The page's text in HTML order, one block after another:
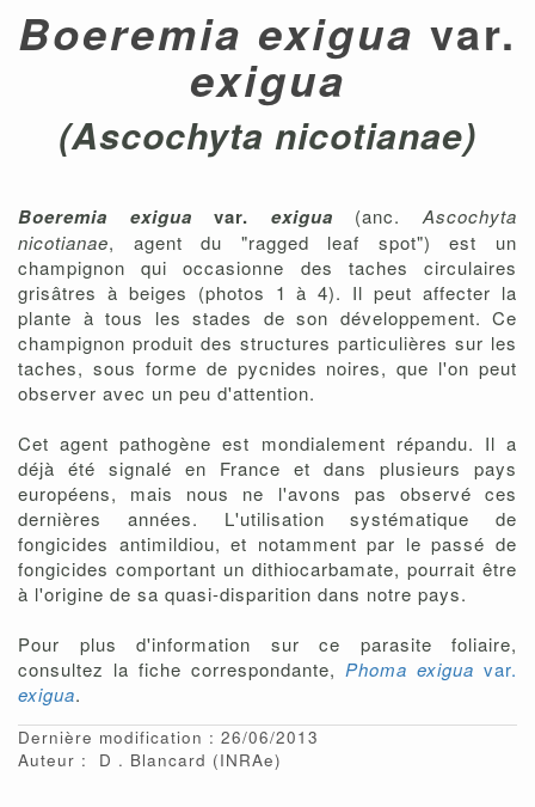
Boeremia exigua var.
exigua
(Ascochyta nicotianae)
Boeremia exiguavar. exigua (anc.Ascochyta
nicotianae, agent du "ragged leaf spot") est un
champignon qui occasionne des taches circulaires
grisâtres à beiges (photos 1 à 4). Il peut affecter la
plante à tous les stades de son développement. Ce
champignon produit des structures particulières sur les
taches, sous forme de pycnides noires, que l'on peut
observer avec un peu d'attention.
Cet agent pathogène est mondialement répandu. Il a
déjà été signalé en France et dans plusieurs pays
européens, mais nous ne l'avons pas observé ces
dernières années. L'utilisation systématique de
fongicides antimildiou, et notamment par le passé de
fongicides comportant un dithiocarbamate, pourrait être
à l'origine de sa quasi-disparition dans notre pays.
Pour plus d'information sur ce parasite foliaire,
consultez la fiche correspondante, Phoma exigua var.
exigua.
Dernière modification : 26/06/2013
Auteur :
D Blancard (INRAe)